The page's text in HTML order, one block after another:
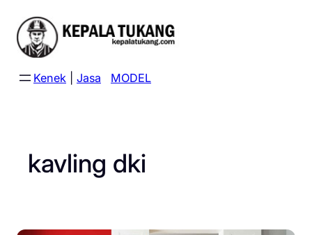
content
Kenek Jasa MODEL
kavling dki